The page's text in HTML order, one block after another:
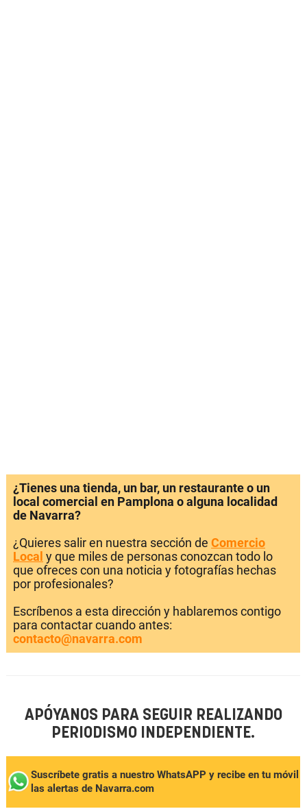
¿Tienes una tienda, un bar, un restaurante o un
local comercial en Pamplona o alguna localidad
de Navarra?
¿Quieres salir en nuestra sección de Comercio
Local y que miles de personas conozcan todo lo
que ofreces con una noticia y fotografías hechas
por profesionales?
Escríbenos a esta dirección y hablaremos contigo
para contactar cuando antes:
contacto@navarra.com
APÓYANOS PARA SEGUIR REALIZANDO
PERIODISMO INDEPENDIENTE.
Suscríbete gratis a nuestro WhatsAPP y recibe en tu móvil
las alertas de Navarra.com